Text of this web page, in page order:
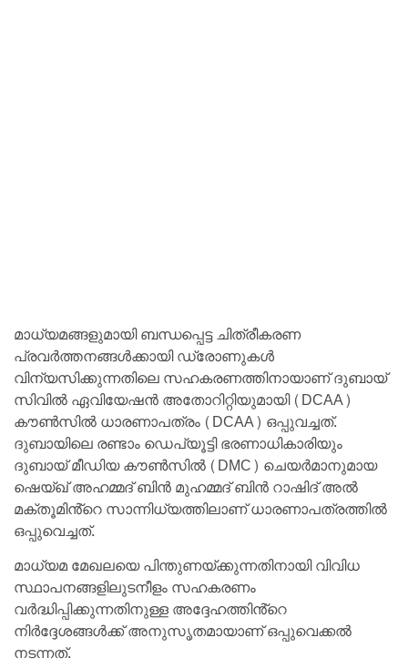
മാധ്യമങ്ങളുമായി ബന്ധപ്പെട്ട ചിത്രീകരണ
പ്രവർത്തനങ്ങൾക്കായി ഡ്രോണുകൾ
വിന്യസിക്കുന്നതിലെ സഹകരണത്തിനായാണ് ദുബായ്
സിവിൽ ഏവിയേഷൻ അതോറിറ്റിയുമായി (DCAA)
കൗൺസിൽ ധാരണാപത്രം (DCAA) ഒപ്പുവച്ചത്.
ദുബായിലെ രണ്ടാം ഡെപ്യൂട്ടി ഭരണാധികാരിയും
ദുബായ് മീഡിയ കൗൺസിൽ (DMC) ചെയർമാനുമായ
ഷെയ്ഖ് അഹമ്മദ് ബിൻ മുഹമ്മദ് ബിൻ റാഷിദ് അൽ
മക്തൂമിൻ്റെ സാന്നിധ്യത്തിലാണ് ധാരണാപത്രത്തിൽ
ഒപ്പുവെച്ചത്.
മാധ്യമ മേഖലയെ പിന്തുണയ്ക്കുന്നതിനായി വിവിധ
സ്ഥാപനങ്ങളിലുടനീളം സഹകരണം
വർദ്ധിപ്പിക്കുന്നതിനുള്ള അദ്ദേഹത്തിൻ്റെ
നിർദ്ദേശങ്ങൾക്ക് അനുസൃതമായാണ് ഒപ്പുവെക്കൽ
നടന്നത്.